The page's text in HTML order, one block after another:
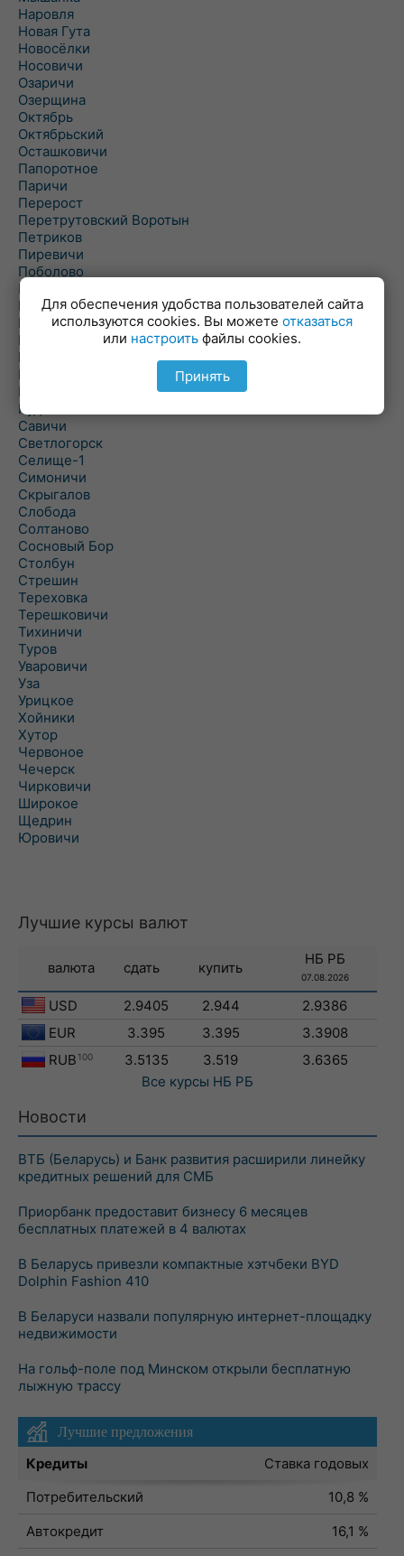
Наровля
Новая Гута
Новосёлки
Носовичи
Озаричи
Озерщина
Октябрь
Октябрьский
Осташковичи
Папоротное
Паричи
Перерост
Перетрутовский Воротын
Петриков
Пиревичи
Поболово
Поколюбичи
Полесье
Птичь
Речица
Ровенская Слобода
Рогачев
Рогинь
Рудня
Савичи
Светлогорск
Селище-1
Симоничи
Скрыгалов
Слобода
Солтаново
Сосновый Бор
Столбун
Стрешин
Тереховка
Терешковичи
Тихиничи
Туров
Уваровичи
Уза
Урицкое
Хойники
Хутор
Червоное
Чечерск
Чирковичи
Широкое
Щедрин
Юровичи
Лучшие курсы валют
валюта сдать купить
НБ РБ
07.08.2026
USD 2.9405 2.944
2.9386
EUR
3.395 3.395
3.3908
RUB 100 3.5135 3.519
3.6365
Все курсы НБ РБ
Новости
ВТБ (Беларусь) и Банк развития расширили линейку
кредитных решений для СМБ
Приорбанк предоставит бизнесу 6 месяцев
бесплатных платежей в 4 валютах
В Беларусь привезли компактные хэтчбеки BYD
Dolphin Fashion 410
В Беларуси назвали популярную интернет-площадку
недвижимости
На гольф-поле под Минском открыли бесплатную
лыжную трассу
Лучшие предложения
Кредиты
Ставка годовых
Потребительский
10,8 %
Автокредит
16,1 %
Для обеспечения удобства пользователей сайта
используются cookies. Вы можете отказаться
или настроить файлы cookies.
Принять